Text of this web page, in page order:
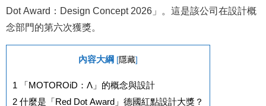
Dot Award：Design Concept 2026」。這是該公司在設計概
念部門的第六次獲獎。
內容大綱 [隱藏]
1
「MOTOROiD：Λ」的概念與設計
2 什麼是「Red Dot Award」德國紅點設計大獎？